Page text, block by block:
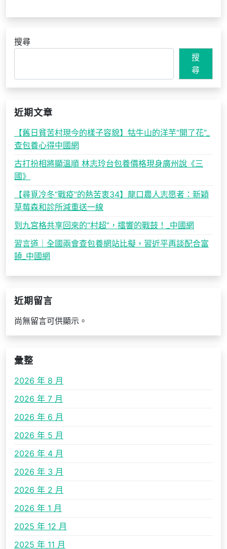
搜尋
搜
尋
近期文章
【舊日貧苦村現今的樣子容貌】牯牛山的洋芋“開了花”_
查包養心得中國網
古打扮相將顯溫順 林志玲台包養價格現身廣州說《三
國》
【尋覓冷冬“戰疫”的熱苦衷34】龍口農人志愿者：新穎
草莓森和診所減重送一線
到九宮格共享回來的“村超”，擂響的戰鼓！_中國網
習言道｜全國兩會查包養網站比擬，習近平再談配合富
饒_中國網
近期留言
尚無留言可供顯示。
彙整
2026 年 8 月
2026 年 7 月
2026 年 6 月
2026 年 5 月
2026 年 4 月
2026 年 3 月
2026 年 2 月
2026 年 1 月
2025 年 12 月
2025 年 11 月